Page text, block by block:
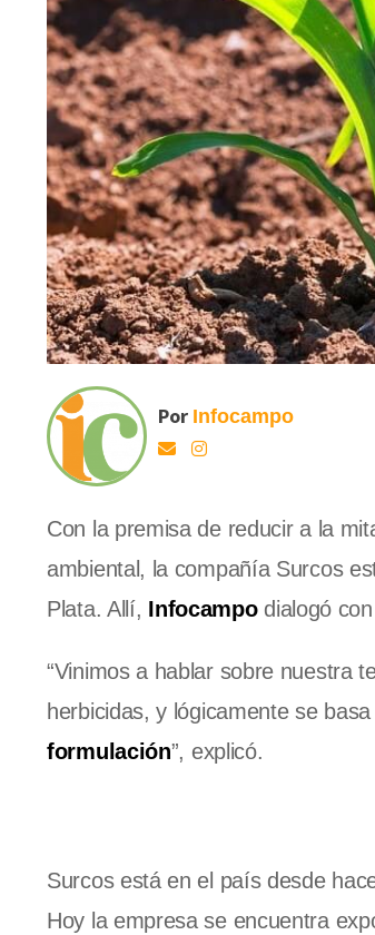
Por Infocampo
Con la premisa de reducir a la
ambiental, la compañía Surcos
Plata. Allí, Infocampodialogó con
“Vinimos a hablar sobre nuestra
herbicidas, y lógicamente se
formulación”, explicó.
Surcos está en el país desde
Hoy la empresa se encuentra